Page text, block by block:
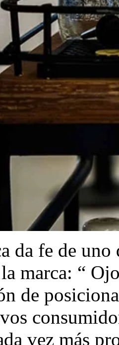
da fe de
marca: “
de
vez más